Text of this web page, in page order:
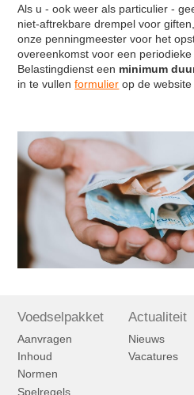
Als u - ook weer als particulier -
niet-aftrekbare drempel voor
onze penningmeester voor het
overeenkomst voor een
Belastingdienst een minimum
in te vullenformulier op de
Voedselpakket
Aanvragen
Inhoud
Normen
Spelregels
Actualiteit
Nieuws
Vacatures